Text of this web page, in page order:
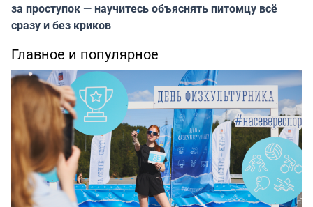
за проступок — научитесь объяснять питомцу всё
сразу и без криков
Главное и популярное